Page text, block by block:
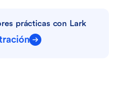
prácticas con Lark